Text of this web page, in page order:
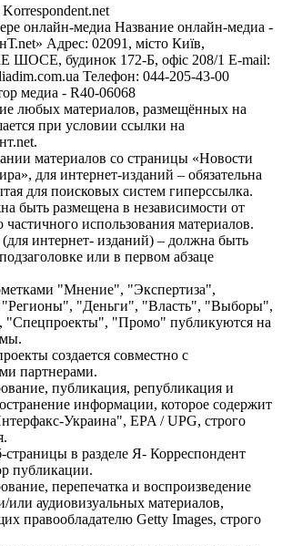
онлайн-медиа Название онлайн-медиа -
Адрес: 02091, місто Київ,
будинок 172-Б, офіс 208/1 E-mail:
Телефон: 044-205-43-00
медиа - R40-06068
любых материалов, размещённых на
при условии ссылки на
материалов со страницы «Новости
для интернет-изданий – обязательна
для поисковых систем гиперссылка.
быть размещена в независимости от
частичного использования материалов.
интернет- изданий) – должна быть
или в первом абзаце
"Мнение", "Экспертиза",
"Регионы", "Деньги", "Власть", "Выборы",
"Спецпроекты", "Промо" публикуются на
создается совместно с
партнерами.
публикация, републикация и
информации, которое содержит
Украина", EPA / UPG, строго
страницы в разделе Я- Корреспондент
публикации.
перепечатка и воспроизведение
или аудиовизуальных материалов,
правообладателю Getty Images, строго